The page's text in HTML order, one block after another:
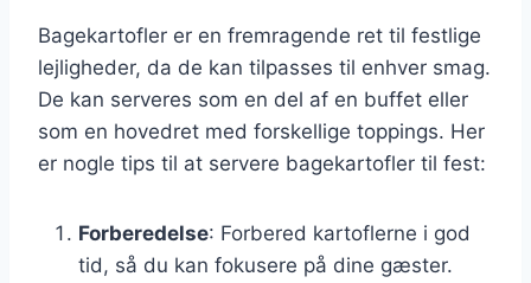
Bagekartofler er en fremragende ret til festlige
lejligheder, da de kan tilpasses til enhver smag.
De kan serveres som en del af en buffet eller
som en hovedret med forskellige toppings. Her
er nogle tips til at servere bagekartofler til fest:
Forberedelse: Forbered kartoflerne i god
tid, så du kan fokusere på dine gæster.